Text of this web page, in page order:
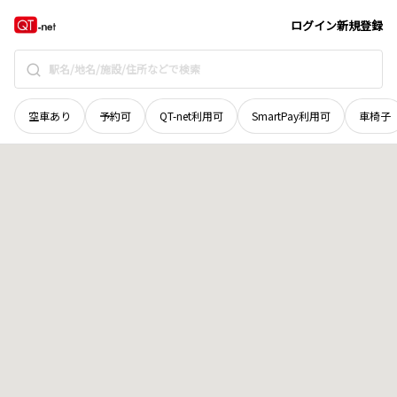
ログイン新規登録
空車あり 予約可 QT-net利用可 SmartPay利用可 車椅子
群馬県